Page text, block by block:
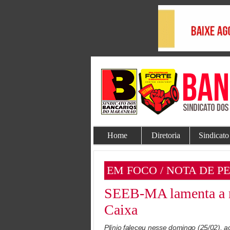
Home Diretoria Sindicato
EM FOCO / NOTA DE
SEEB-MA lamenta
Caixa
Plínio faleceu nesse domingo (25/02),